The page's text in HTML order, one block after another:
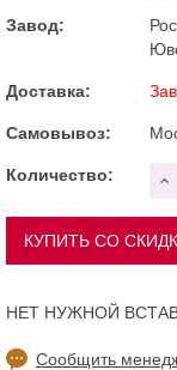
Завод:
Доставка:
Самовывоз:
Количество:
НЕТ НУЖНОЙ
Сообщить